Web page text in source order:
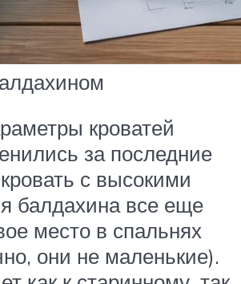
кроватей
за последние
с высокими
балдахина все еще
место в спальнях
они не маленькие).